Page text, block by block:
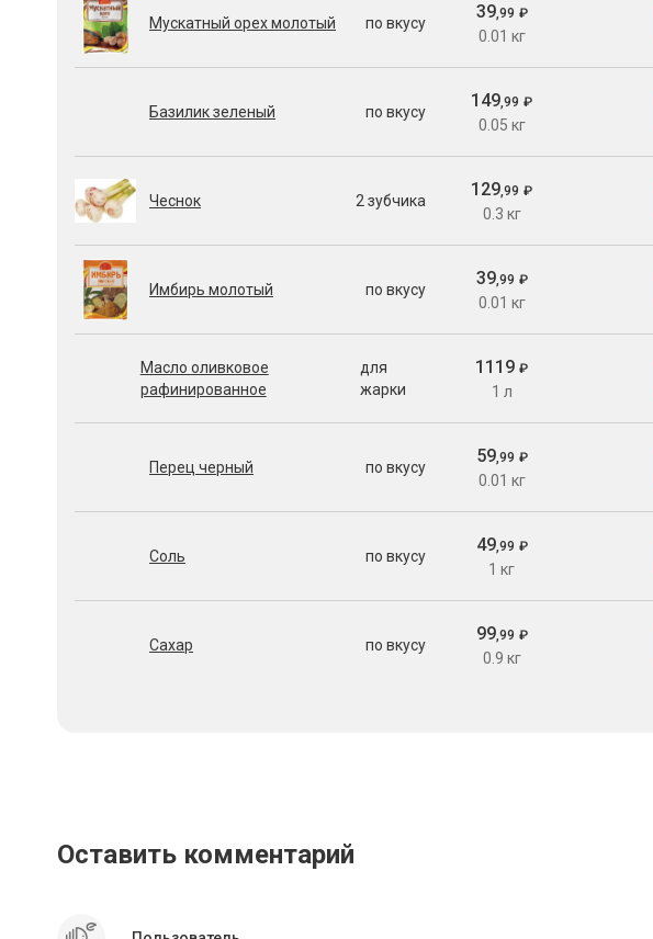
Мускатный орех молотый по вкусу
39,99 ₽
0.01 кг
Базилик зеленый по вкусу
149,99 ₽
0.05 кг
Чеснок 2 зубчика
129,99 ₽
0.3 кг
Имбирь молотый по вкусу
39,99 ₽
0.01 кг
Масло оливковое
рафинированное
для
жарки
1119 ₽
1 л
Перец черный по вкусу
59,99 ₽
0.01 кг
Соль по вкусу
49,99 ₽
1 кг
Сахар по вкусу
99,99 ₽
0.9 кг
Оставить комментарий